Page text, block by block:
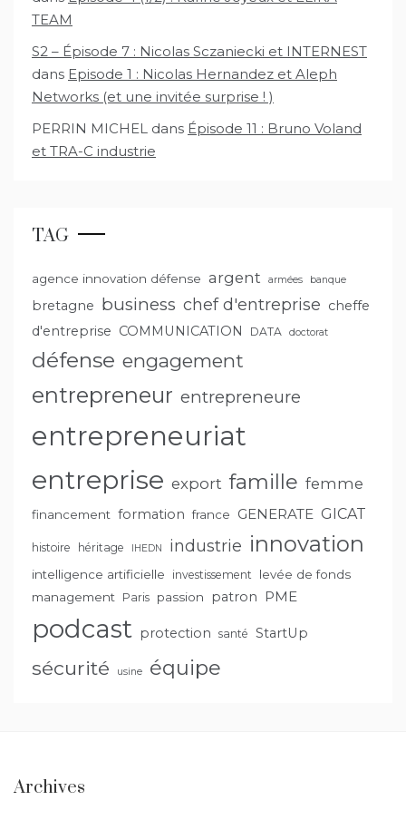
TEAM
S2 – Épisode 7 : Nicolas Sczaniecki et INTERNEST
dans Episode 1 : Nicolas Hernandez et Aleph
Networks (et une invitée surprise ! )
PERRIN MICHEL dans Épisode 11 : Bruno Voland
et TRA-C industrie
TAG
agence innovation défense argent armées banque
bretagne business chef d'entreprise cheffe
d'entreprise COMMUNICATION DATA doctorat
défense engagement
entrepreneur entrepreneure
entrepreneuriat
entreprise export famille femme
financement formation france GENERATE GICAT
histoire héritage IHEDN industrie innovation
intelligence artificielle investissement
levée de fonds
management
Paris passion patron PME
podcast protection santé StartUp
sécurité usine équipe
Archives